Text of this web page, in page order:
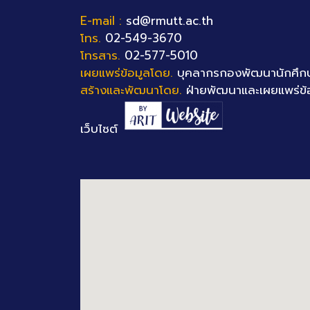
E-mail : sd@rmutt.ac.th
โทร. 02-549-3670
โทรสาร. 02-577-5010
เผยแพร่ข้อมูลโดย. บุคลากรกองพัฒนานักศึก
สร้างและพัฒนาโดย. ฝ่ายพัฒนาและเผยแพร่
เว็บไซต์